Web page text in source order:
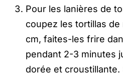
Pour les lanières de
coupez les tortillas de
cm, faites-les frire
pendant 2-3 minutes
dorée et